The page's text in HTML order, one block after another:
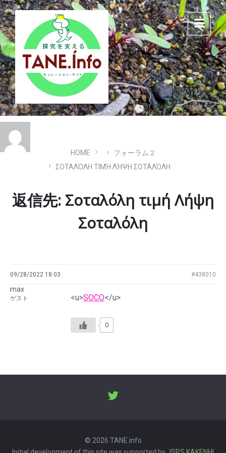
Skip
to
content
Skip
to
main
navigation
Skip
to
footer
HOME
フォーラム２
ΣΟΤΑΛΌΛΗ ΤΙΜΉ ΛΉΨΗ ΣΟΤΑΛΌΛΗ
返信先: Σοταλόλη τιμή Λήψη
Σοταλόλη
09/28/2022 18:03 #438010
max
ゲスト <u>SOCO</u>
0
© 2026 TANE.info